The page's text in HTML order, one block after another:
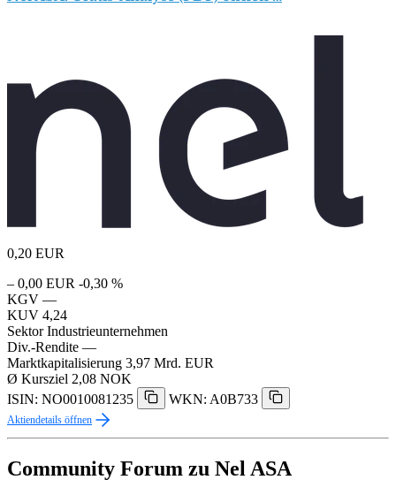
0,20 EUR
– 0,00 EUR -0,30 %
KGV —
KUV 4,24
Sektor Industrieunternehmen
Div.-Rendite —
Marktkapitalisierung 3,97 Mrd. EUR
Ø Kursziel 2,08 NOK
ISIN: NO0010081235
WKN: A0B733
Aktiendetails öffnen
Community Forum zu Nel ASA